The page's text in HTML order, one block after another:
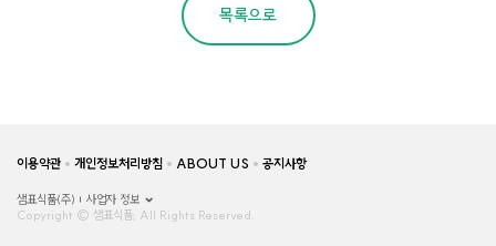
목록으로
이용약관 개인정보처리방침 ABOUT US 공지사항
샘표식품(주)
사업자 정보
Copyright © 샘표식품, All Rights Reserved.